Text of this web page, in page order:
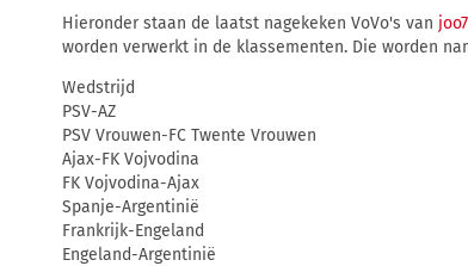
Hieronder staan de laatst nagekeken VoVo's van joo7
worden verwerkt in de klassementen. Die worden
Wedstrijd
PSV-AZ
PSV Vrouwen-FC Twente Vrouwen
Ajax-FK Vojvodina
FK Vojvodina-Ajax
Spanje-Argentinië
Frankrijk-Engeland
Engeland-Argentinië